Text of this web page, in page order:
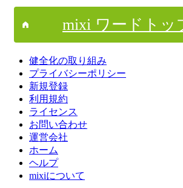
mixi ワードトッ
健全化の取り組み
プライバシーポリシー
新規登録
利用規約
ライセンス
お問い合わせ
運営会社
ホーム
ヘルプ
mixiについて